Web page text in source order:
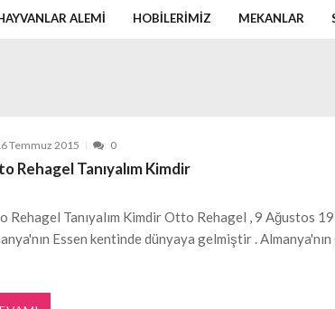
ALEMI HOBILERIMIZ MEKANLAR
Temmuz 2015 0
Rehagel Tanıyalım Kimdir
Rehagel Tanıyalım Kimdir Otto Rehagel , 9 Ağustos
Essen kentinde dünyaya gelmiştir .